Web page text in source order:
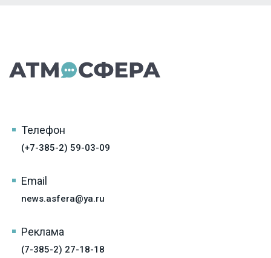
Телефон
(+7-385-2) 59-03-09
Email
news.asfera@ya.ru
Реклама
(7-385-2) 27-18-18